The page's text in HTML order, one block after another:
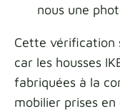
nous une
Cette vérification
car les housses
fabriquées à la
mobilier prises en